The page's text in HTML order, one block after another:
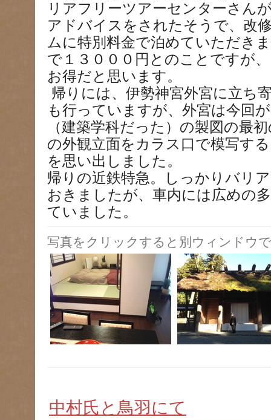
リアフリーツアーセンターさん
アドバイスをされたそうで、改
ムに特別料金で泊めていただき
で１３０００円とのことですが
お得だと思います。
帰りには、伊勢神宮外宮に立ち
も行っていますが、外宮は今回
（建築学科だった）の製図の最
の外観立面をカラス口で模写す
を思い出しました。
帰りの近鉄特急。しっかりバリ
おきましたが、車内には広めの
ていました。
写真をクリックすると別ウィンドウ
中村氏と鳥羽にて